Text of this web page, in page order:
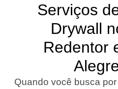
Serviços
Drywall
Redentor
Quando você busca por